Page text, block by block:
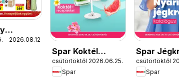
- 2026.08.12.
Spar Koktél
katalógus
csütörtöktől 2026.06.25.
Spar
Spar
katalógus
csütörtöktől
Spar